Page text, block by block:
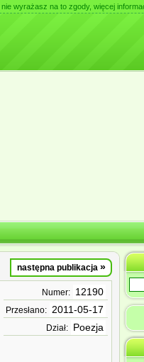
wyrażasz na to zgody, więcej
następna publikacja »
Numer: 12190
Przesłano: 2011-05-17
Dział: Poezja